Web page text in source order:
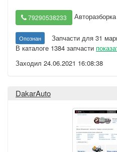
79290538233
Опознан Запчасти для 31
В каталоге 1384 запчасти
Заходил 24.06.2021 16:08:38
DakarAuto